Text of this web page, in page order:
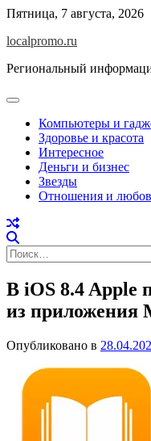
Перейти
содержимому
Пятница, 7 августа, 2026
localpromo.ru
Региональный
Компьютеры и
Здоровье и красота
Интересное
Деньги и бизнес
Звезды
Отношения и
Найти:
В iOS 8.4 Apple
из приложения
Опубликовано в